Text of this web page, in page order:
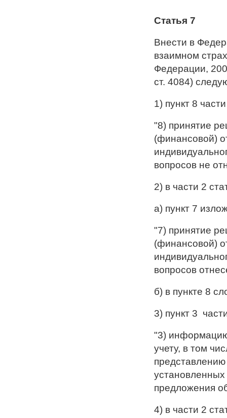
Статья 7
Внести в
взаимном
Федерации,
ст. 4084)
1) пункт 8
"8) принятие
(финансовой)
вопросов не
2) в части 2
а) пункт 7
"7) принятие
(финансовой)
вопросов
б) в пункте 8
3) пункт 3
"3)
учету, в том
представлению
предложения
4) в части 2